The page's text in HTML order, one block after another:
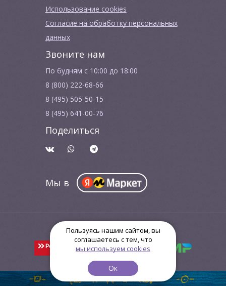
Использование cookies
Согласие на обработку персональных
данных
Звоните нам
По будням с 10:00 до 18:00
8 (800) 222-68-66
8 (495) 505-50-15
8 (495) 641-00-76
Поделиться
Мы в
© ООО "Биопси Медикал" 2015 - 2026
Пользуясь нашим сайтом, вы
соглашаетесь с тем, что
мы используем cookies
Ок